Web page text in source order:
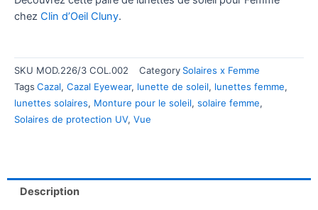
chez Clin d’Oeil Cluny.
SKU MOD.226/3 COL.002 Category Solaires x Femme
Tags Cazal, Cazal Eyewear, lunette de soleil, lunettes femme,
lunettes solaires, Monture pour le soleil, solaire femme,
Solaires de protection UV, Vue
Description